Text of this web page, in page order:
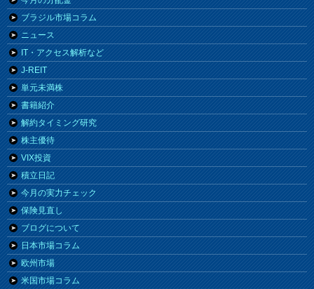
ブラジル市場コラム
ニュース
IT・アクセス解析など
J-REIT
単元未満株
書籍紹介
解約タイミング研究
株主優待
VIX投資
積立日記
今月の実力チェック
保険見直し
ブログについて
日本市場コラム
欧州市場
米国市場コラム